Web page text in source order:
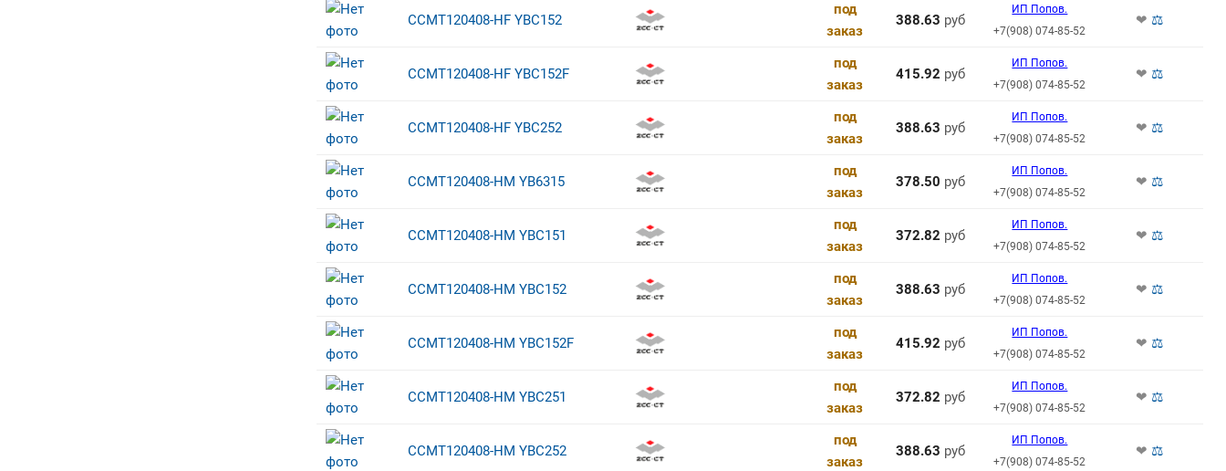
CCMT120408-HF YBC152
под
заказ
388.63 руб
ИП Попов.
+7(908) 074-85-52
❤ ⚖
CCMT120408-HF YBC152F
под
заказ
415.92 руб
ИП Попов.
+7(908) 074-85-52
❤ ⚖
CCMT120408-HF YBC252
под
заказ
388.63 руб
ИП Попов.
+7(908) 074-85-52
❤ ⚖
CCMT120408-HM YB6315
под
заказ
378.50 руб
ИП Попов.
+7(908) 074-85-52
❤ ⚖
CCMT120408-HM YBC151
под
заказ
372.82 руб
ИП Попов.
+7(908) 074-85-52
❤ ⚖
CCMT120408-HM YBC152
под
заказ
388.63 руб
ИП Попов.
+7(908) 074-85-52
❤ ⚖
CCMT120408-HM YBC152F
под
заказ
415.92 руб
ИП Попов.
+7(908) 074-85-52
❤ ⚖
CCMT120408-HM YBC251
под
заказ
372.82 руб
ИП Попов.
+7(908) 074-85-52
❤ ⚖
CCMT120408-HM YBC252
под
заказ
388.63 руб
ИП Попов.
+7(908) 074-85-52
❤ ⚖